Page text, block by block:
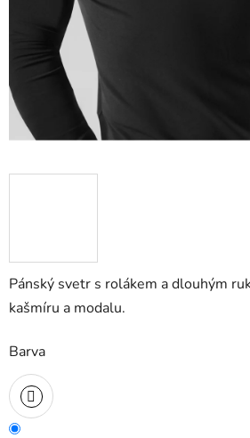
Pánský svetr s rolákem a dlouhým
kašmíru a modalu.
Barva